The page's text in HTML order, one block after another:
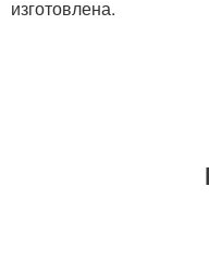
изготовлена.